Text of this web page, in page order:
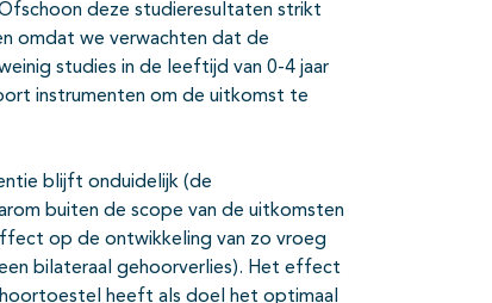
deze studieresultaten strikt
omdat we verwachten dat de
studies in de leeftijd van 0-4 jaar
instrumenten om de uitkomst te
blijft onduidelijk (de
buiten de scope van de uitkomsten
op de ontwikkeling van zo vroeg
bilateraal gehoorverlies). Het effect
hoortoestel heeft als doel het optimaal